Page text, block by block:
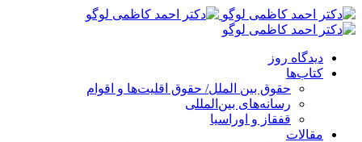
پرش
به
دیدگاه روز
کتاب‌ها
حقوق بین الملل/ حقوق اقلیت‌ها و اقوام
رسانه‌های بین‌المللی
قفقاز و اوراسیا
مقالات